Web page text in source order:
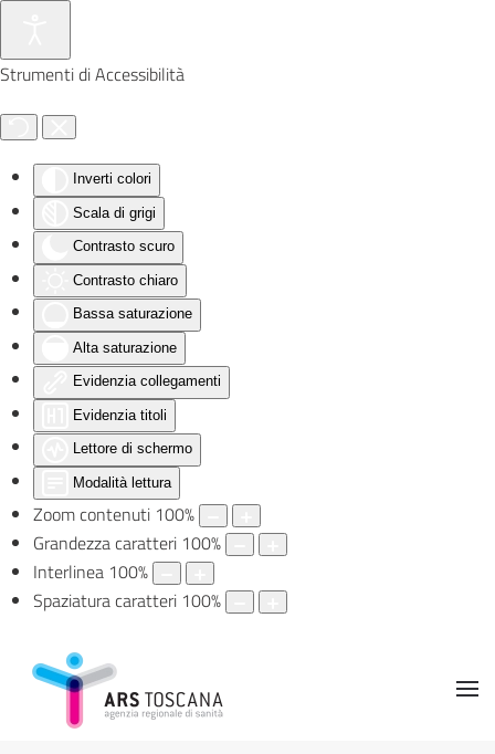
Strumenti di Accessibilità
Inverti colori
Scala di grigi
Contrasto scuro
Contrasto chiaro
Bassa saturazione
Alta saturazione
Evidenzia collegamenti
Evidenzia titoli
Lettore di schermo
Modalità lettura
Zoom contenuti 100%
Grandezza caratteri 100%
Interlinea 100%
Spaziatura caratteri 100%
Skip to main content